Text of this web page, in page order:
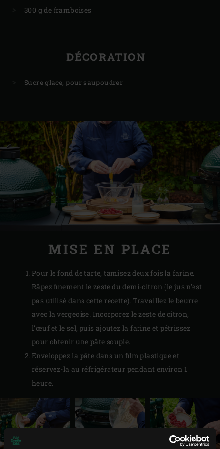
300 g de framboises
DÉCORATION
Sucre glace, pour saupoudrer
MISE EN PLACE
Pour le fond de tarte, tamisez deux fois la farine.
Râpez finement le zeste du demi-citron (le jus n’est
pas utilisé dans cette recette). Travaillez le beurre
avec la vergeoise. Incorporez le zeste de citron,
l’œuf et le sel, puis ajoutez la farine et pétrissez
pour obtenir une pâte souple.
Enveloppez la pâte dans un film plastique et
réservez-la au réfrigérateur pendant environ 1
heure.